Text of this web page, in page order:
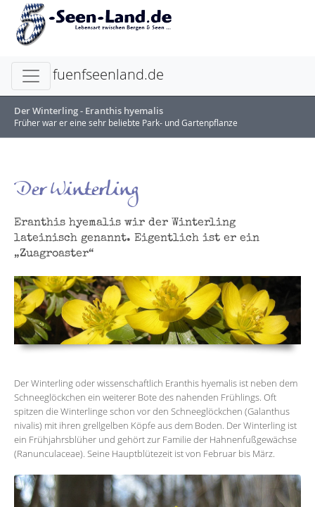
fuenfseenland.de
Der Winterling - Eranthis hyemalis
Früher war er eine sehr beliebte Park- und Gartenpflanze
Der Winterling
Eranthis hyemalis wir der Winterling
lateinisch genannt. Eigentlich ist er ein
„Zuagroaster“
Der Winterling oder wissenschaftlich Eranthis hyemalis ist neben dem
Schneeglöckchen ein weiterer Bote des nahenden Frühlings. Oft
spitzen die Winterlinge schon vor den Schneeglöckchen (Galanthus
nivalis) mit ihren grellgelben Köpfe aus dem Boden. Der Winterling ist
ein Frühjahrsblüher und gehört zur Familie der Hahnenfußgewächse
(Ranunculaceae). Seine Hauptblütezeit ist von Februar bis März.